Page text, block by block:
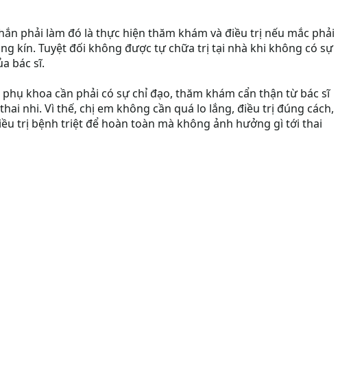
phải làm đó là thực hiện thăm khám và điều trị nếu mắc phải
kín. Tuyệt đối không được tự chữa trị tại nhà khi không có sự
bác sĩ.
khoa cần phải có sự chỉ đạo, thăm khám cẩn thận từ bác sĩ
nhi. Vì thế, chị em không cần quá lo lắng, điều trị đúng cách,
trị bệnh triệt để hoàn toàn mà không ảnh hưởng gì tới thai